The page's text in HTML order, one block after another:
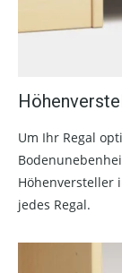
Um Ihr Regal
Höhenversteller
jedes Regal.